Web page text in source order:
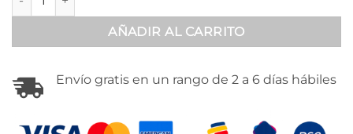
AÑADIR AL CARRITO
Envío gratis en un rango de 2 a 6 días hábiles